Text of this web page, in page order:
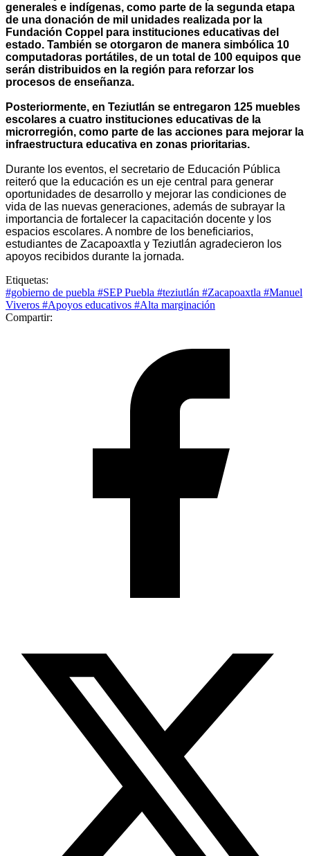
generales e indígenas, como parte de la segunda etapa
de una donación de mil unidades realizada por la
Fundación Coppel para instituciones educativas del
estado. También se otorgaron de manera simbólica 10
computadoras portátiles, de un total de 100 equipos que
serán distribuidos en la región para reforzar los
procesos de enseñanza.
Posteriormente, en Teziutlán se entregaron 125 muebles
escolares a cuatro instituciones educativas de la
microrregión, como parte de las acciones para mejorar la
infraestructura educativa en zonas prioritarias.
Durante los eventos, el secretario de Educación Pública
reiteró que la educación es un eje central para generar
oportunidades de desarrollo y mejorar las condiciones de
vida de las nuevas generaciones, además de subrayar la
importancia de fortalecer la capacitación docente y los
espacios escolares. A nombre de los beneficiarios,
estudiantes de Zacapoaxtla y Teziutlán agradecieron los
apoyos recibidos durante la jornada.
Etiquetas:
#gobierno de puebla #SEP Puebla #teziutlán #Zacapoaxtla #Manuel
Viveros #Apoyos educativos #Alta marginación
Compartir: